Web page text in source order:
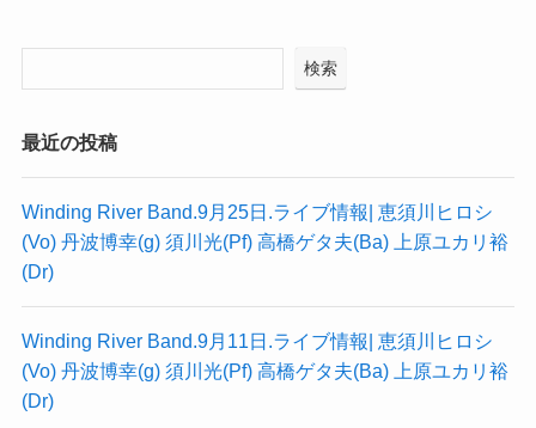
検索
最近の投稿
Winding River Band.9月25日.ライブ情報| 恵須川ヒロシ
(Vo) 丹波博幸(g) 須川光(Pf) 高橋ゲタ夫(Ba) 上原ユカリ裕
(Dr)
Winding River Band.9月11日.ライブ情報| 恵須川ヒロシ
(Vo) 丹波博幸(g) 須川光(Pf) 高橋ゲタ夫(Ba) 上原ユカリ裕
(Dr)